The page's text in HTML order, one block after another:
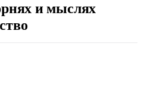
и мыслях